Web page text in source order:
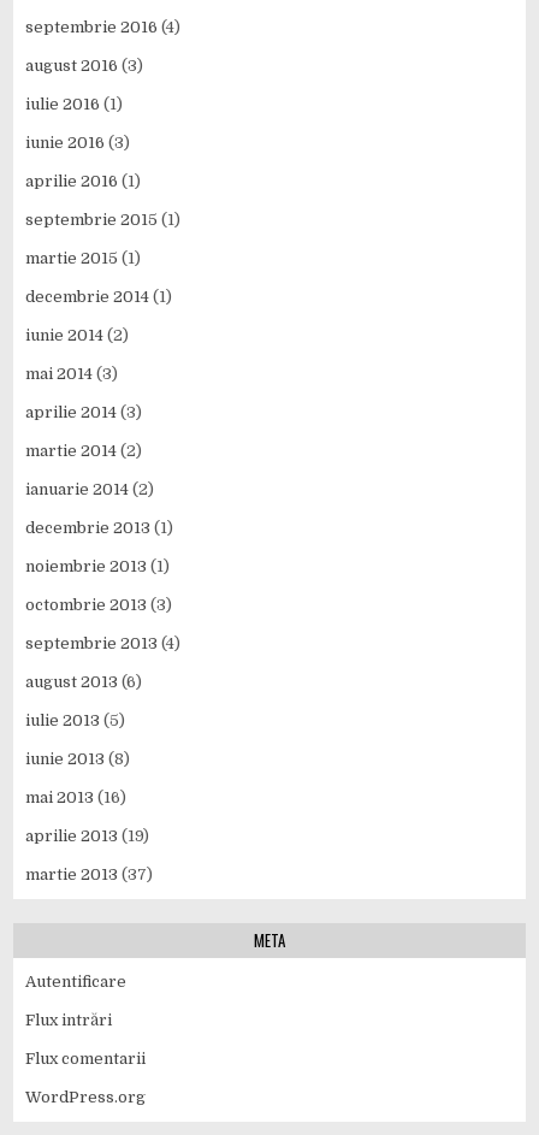
septembrie 2016 (4)
august 2016 (3)
iulie 2016 (1)
iunie 2016 (3)
aprilie 2016 (1)
septembrie 2015 (1)
martie 2015 (1)
decembrie 2014 (1)
iunie 2014 (2)
mai 2014 (3)
aprilie 2014 (3)
martie 2014 (2)
ianuarie 2014 (2)
decembrie 2013 (1)
noiembrie 2013 (1)
octombrie 2013 (3)
septembrie 2013 (4)
august 2013 (6)
iulie 2013 (5)
iunie 2013 (8)
mai 2013 (16)
aprilie 2013 (19)
martie 2013 (37)
META
Autentificare
Flux intrări
Flux comentarii
WordPress.org